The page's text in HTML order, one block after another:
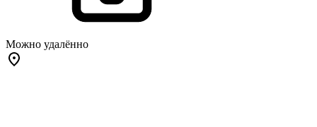
Можно удалённо